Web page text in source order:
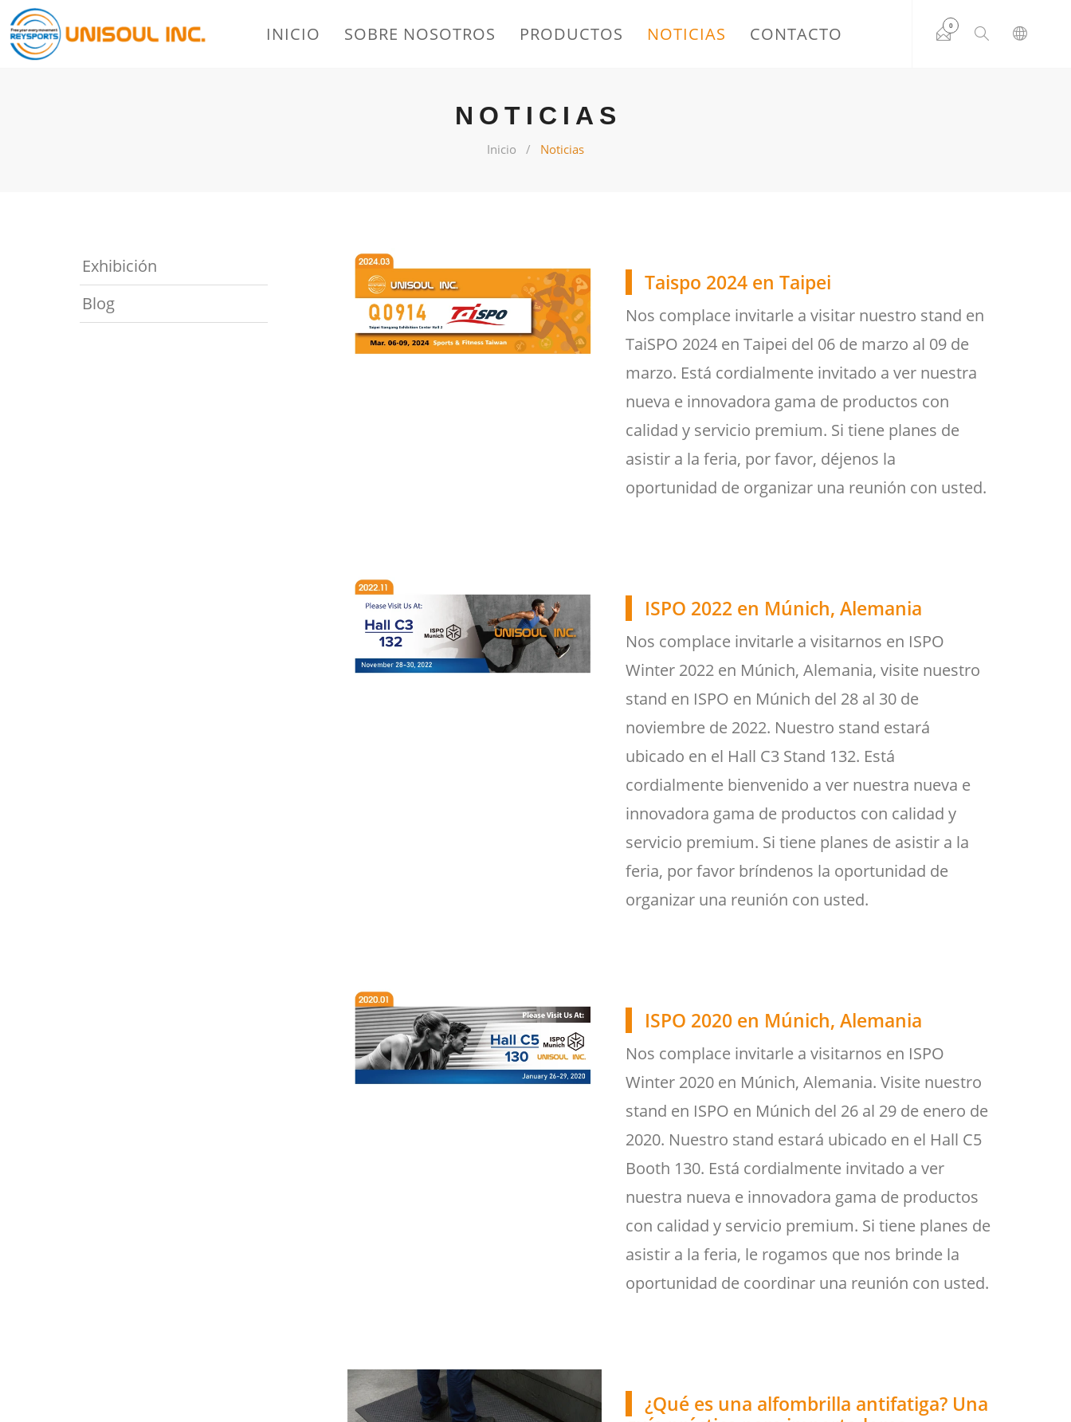
0
INICIO SOBRE NOSOTROS PRODUCTOS NOTICIAS CONTACTO
NOTICIAS
Inicio Noticias
Exhibición
Blog
Taispo 2024 en Taipei
Nos complace invitarle a visitar nuestro stand en
TaiSPO 2024 en Taipei del 06 de marzo al 09 de
marzo. Está cordialmente invitado a ver nuestra
nueva e innovadora gama de productos con
calidad y servicio premium. Si tiene planes de
asistir a la feria, por favor, déjenos la
oportunidad de organizar una reunión con usted.
ISPO 2022 en Múnich, Alemania
Nos complace invitarle a visitarnos en ISPO
Winter 2022 en Múnich, Alemania, visite nuestro
stand en ISPO en Múnich del 28 al 30 de
noviembre de 2022. Nuestro stand estará
ubicado en el Hall C3 Stand 132. Está
cordialmente bienvenido a ver nuestra nueva e
innovadora gama de productos con calidad y
servicio premium. Si tiene planes de asistir a la
feria, por favor bríndenos la oportunidad de
organizar una reunión con usted.
ISPO 2020 en Múnich, Alemania
Nos complace invitarle a visitarnos en ISPO
Winter 2020 en Múnich, Alemania. Visite nuestro
stand en ISPO en Múnich del 26 al 29 de enero de
2020. Nuestro stand estará ubicado en el Hall C5
Booth 130. Está cordialmente invitado a ver
nuestra nueva e innovadora gama de productos
con calidad y servicio premium. Si tiene planes de
asistir a la feria, le rogamos que nos brinde la
oportunidad de coordinar una reunión con usted.
¿Qué es una alfombrilla antifatiga? Una